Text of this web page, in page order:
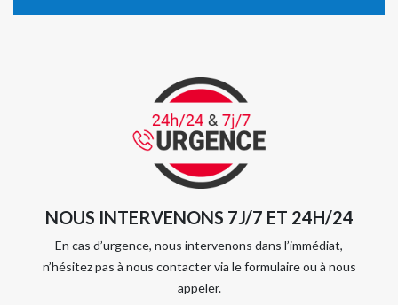
NOUS INTERVENONS 7J/7 ET 24H/24
En cas d’urgence, nous intervenons dans l’immédiat,
n’hésitez pas à nous contacter via le formulaire ou à nous
appeler.